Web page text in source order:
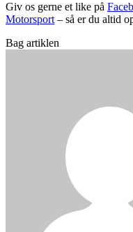
Giv os gerne et like på
Motorsport– så er du altid
Bag artiklen